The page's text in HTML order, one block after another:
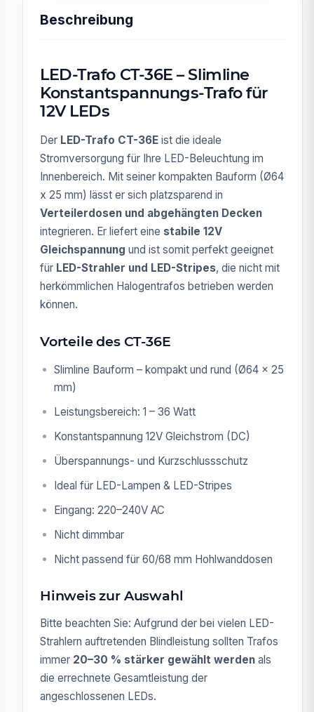
Beschreibung
LED-Trafo CT-36E – Slimline
Konstantspannungs-Trafo für
12V LEDs
Der LED-Trafo CT-36E ist die ideale
Stromversorgung für Ihre LED-Beleuchtung im
Innenbereich. Mit seiner kompakten Bauform (Ø64
x 25 mm) lässt er sich platzsparend in
Verteilerdosen und abgehängten Decken
integrieren. Er liefert eine stabile 12V
Gleichspannung und ist somit perfekt geeignet
für LED-Strahler und LED-Stripes, die nicht mit
herkömmlichen Halogentrafos betrieben werden
können.
Vorteile des CT-36E
Slimline Bauform – kompakt und rund (Ø64 x 25
mm)
Leistungsbereich: 1 – 36 Watt
Konstantspannung 12V Gleichstrom (DC)
Überspannungs- und Kurzschlussschutz
Ideal für LED-Lampen & LED-Stripes
Eingang: 220–240V AC
Nicht dimmbar
Nicht passend für 60/68 mm Hohlwanddosen
Hinweis zur Auswahl
Bitte beachten Sie: Aufgrund der bei vielen LED-
Strahlern auftretenden Blindleistung sollten Trafos
immer 20–30 % stärker gewählt werden als
die errechnete Gesamtleistung der
angeschlossenen LEDs.